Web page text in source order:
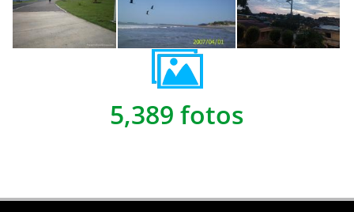
5,389 fotos